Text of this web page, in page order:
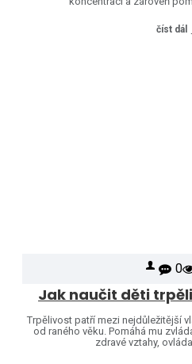
číst dál
0
Trpělivost patří mezi nejdůležitější
od raného věku. Pomáhá mu
zdravé vztahy,